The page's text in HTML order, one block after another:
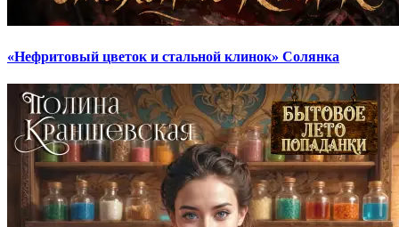
«Нефритовый цветок и стальной клинок» Солянка